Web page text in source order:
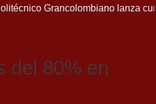
Grancolombiano lanza cursos
del 80% en